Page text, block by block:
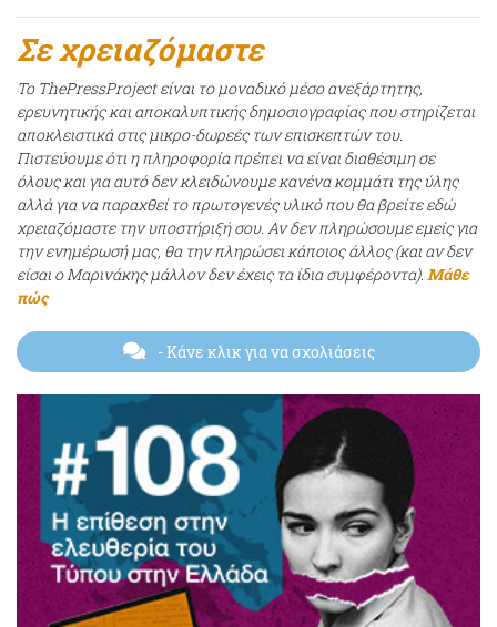
Σε χρειαζόμαστε
Το ThePressProject είναι το μοναδικό μέσο ανεξάρτητης,
ερευνητικής και αποκαλυπτικής δημοσιογραφίας που στηρίζεται
αποκλειστικά στις μικρο-δωρεές των επισκεπτών του.
Πιστεύουμε ότι η πληροφορία πρέπει να είναι διαθέσιμη σε
όλους και για αυτό δεν κλειδώνουμε κανένα κομμάτι της ύλης
αλλά για να παραχθεί το πρωτογενές υλικό που θα βρείτε εδώ
χρειαζόμαστε την υποστήριξή σου. Αν δεν πληρώσουμε εμείς για
την ενημέρωσή μας, θα την πληρώσει κάποιος άλλος (και αν δεν
είσαι ο Μαρινάκης μάλλον δεν έχεις τα ίδια συμφέροντα). Μάθε
πώς
- Κάνε κλικ για να σχολιάσεις